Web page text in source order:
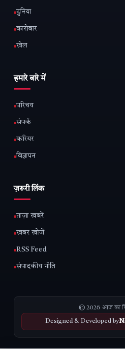
दुनिया
कारोबार
खेल
हमारे बारे में
परिचय
संपर्क
करियर
विज्ञापन
ज़रूरी लिंक
ताज़ा खबरें
खबर खोजें
RSS Feed
संपादकीय नीति
© 2026 आज का
Designed & Developed by